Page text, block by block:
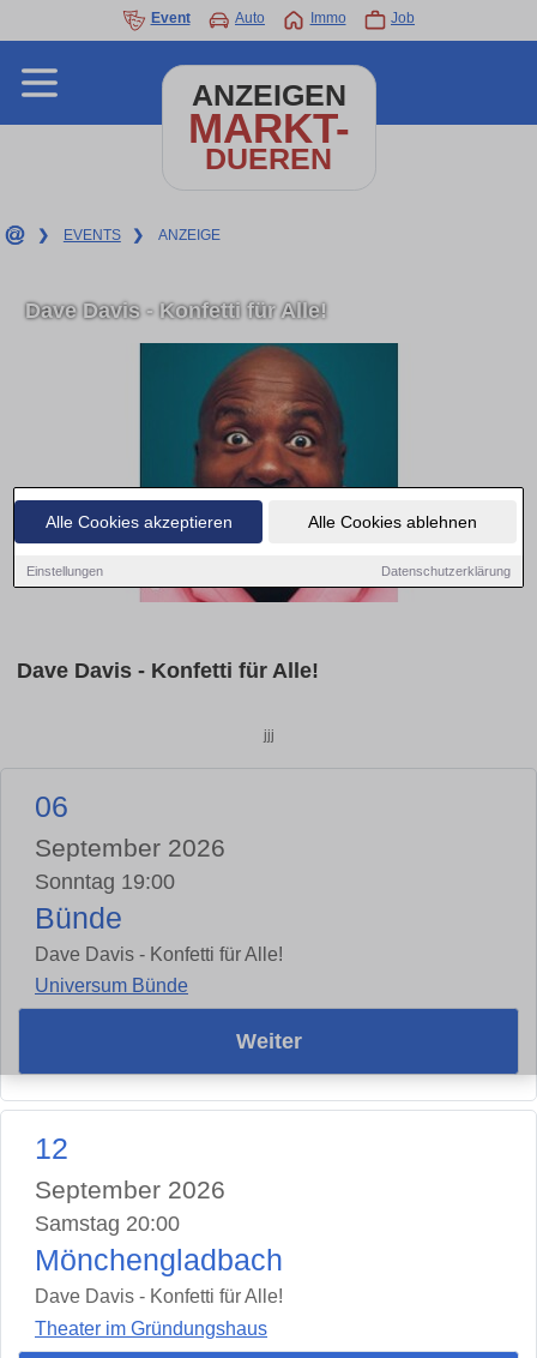
Alle Cookies akzeptieren Alle Cookies ablehnen
Einstellungen Datenschutzerklärung
Event Auto Immo Job
ANZEIGEN
MARKT-
DUEREN
❯ EVENTS ❯ ANZEIGE
Dave Davis - Konfetti für Alle!
Dave Davis - Konfetti für Alle!
jjj
06
September 2026
Sonntag 19:00
Bünde
Dave Davis - Konfetti für Alle!
Universum Bünde
Weiter
12
September 2026
Samstag 20:00
Mönchengladbach
Dave Davis - Konfetti für Alle!
Theater im Gründungshaus